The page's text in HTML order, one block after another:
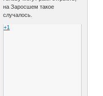
на Заросшем такое
случалось.
+1